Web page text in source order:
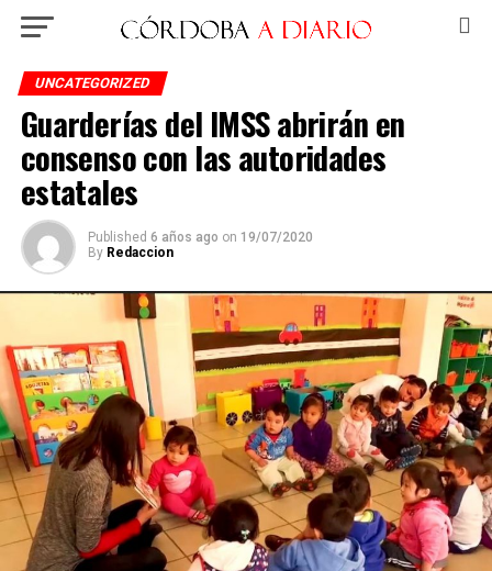
UNCATEGORIZED
Guarderías del IMSS abrirán en
consenso con las autoridades
estatales
Published 6 años ago on 19/07/2020
By Redaccion